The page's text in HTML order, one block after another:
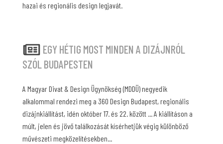
hazai és regionális design legjavát.
EGY HÉTIG MOST MINDEN A DIZÁJNRÓL
SZÓL BUDAPESTEN
A Magyar Divat & Design Ügynökség (MDDÜ) negyedik
alkalommal rendezi meg a 360 Design Budapest, regionális
dizájnkiállítást, idén október 17. és 22. között ... A kiállításon a
múlt, jelen és jövő találkozását kísérhetjük végig különböző
művészeti megközelítésekben...